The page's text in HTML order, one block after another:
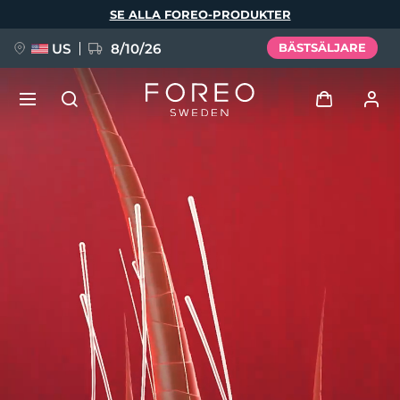
SE ALLA FOREO-PRODUKTER
US 8/10/26 BÄSTSÄLJARE
Mina adresser
Mina prenumerationer
FAQ™ Pure Beauty-Tech Elixir
BREAKING NEWS
issa™ Teeth Whitening Set
English Deutsch
Français
Italiano
Svenska
Русский
简体中文